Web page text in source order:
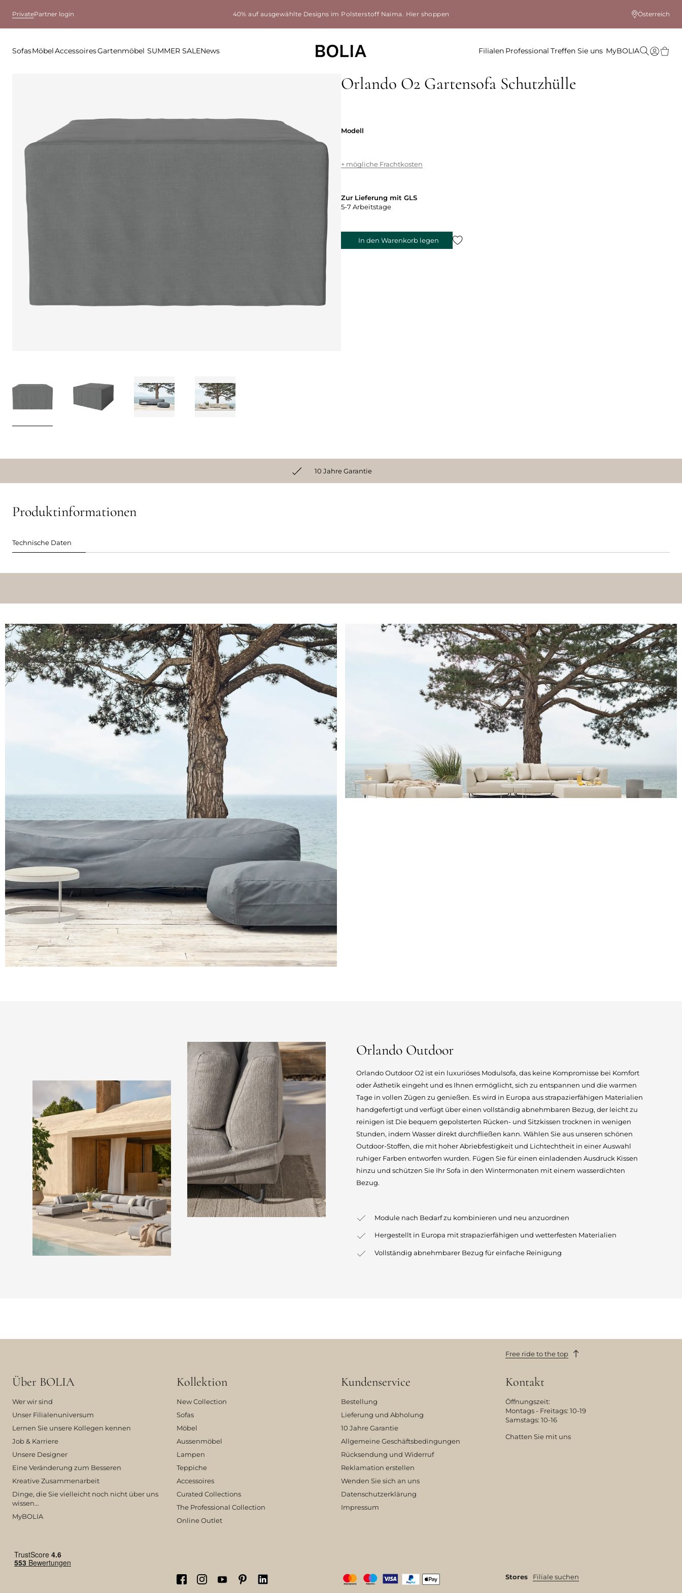
PrivatePartner login 40% auf ausgewählte Designs im Polsterstoff Naima. Hier shoppen Österreich
SofasMöbelAccessoiresGartenmöbel SUMMER SALENews Filialen Professional Treffen Sie uns MyBOLIA
Orlando O2 Gartensofa Schutzhülle
Modell
+ mögliche Frachtkosten
Zur Lieferung mit GLS
5-7 Arbeitstage
In den Warenkorb legen
10 Jahre Garantie
Produktinformationen
Technische Daten
Orlando Outdoor
Orlando Outdoor O2 ist ein luxuriöses Modulsofa, das keine Kompromisse bei Komfort
oder Ästhetik eingeht und es Ihnen ermöglicht, sich zu entspannen und die warmen
Tage in vollen Zügen zu genießen. Es wird in Europa aus strapazierfähigen Materialien
handgefertigt und verfügt über einen vollständig abnehmbaren Bezug, der leicht zu
reinigen ist Die bequem gepolsterten Rücken- und Sitzkissen trocknen in wenigen
Stunden, indem Wasser direkt durchfließen kann. Wählen Sie aus unseren schönen
Outdoor-Stoffen, die mit hoher Abriebfestigkeit und Lichtechtheit in einer Auswahl
ruhiger Farben entworfen wurden. Fügen Sie für einen einladenden Ausdruck Kissen
hinzu und schützen Sie Ihr Sofa in den Wintermonaten mit einem wasserdichten
Bezug.
Module nach Bedarf zu kombinieren und neu anzuordnen
Hergestellt in Europa mit strapazierfähigen und wetterfesten Materialien
Vollständig abnehmbarer Bezug für einfache Reinigung
Free ride to the top
Über BOLIA
Wer wir sind
Unser Filialenuniversum
Lernen Sie unsere Kollegen kennen
Job & Karriere
Unsere Designer
Eine Veränderung zum Besseren
Kreative Zusammenarbeit
Dinge, die Sie vielleicht noch nicht über uns
wissen...
MyBOLIA
Kollektion
New Collection
Sofas
Möbel
Aussenmöbel
Lampen
Teppiche
Accessoires
Curated Collections
The Professional Collection
Online Outlet
Kundenservice
Bestellung
Lieferung und Abholung
10 Jahre Garantie
Allgemeine Geschäftsbedingungen
Rücksendung und Widerruf
Reklamation erstellen
Wenden Sie sich an uns
Datenschutzerklärung
Impressum
Kontakt
Öffnungszeit:
Montags - Freitags: 10-19
Samstags: 10-16
Chatten Sie mit uns
Stores Filiale suchen